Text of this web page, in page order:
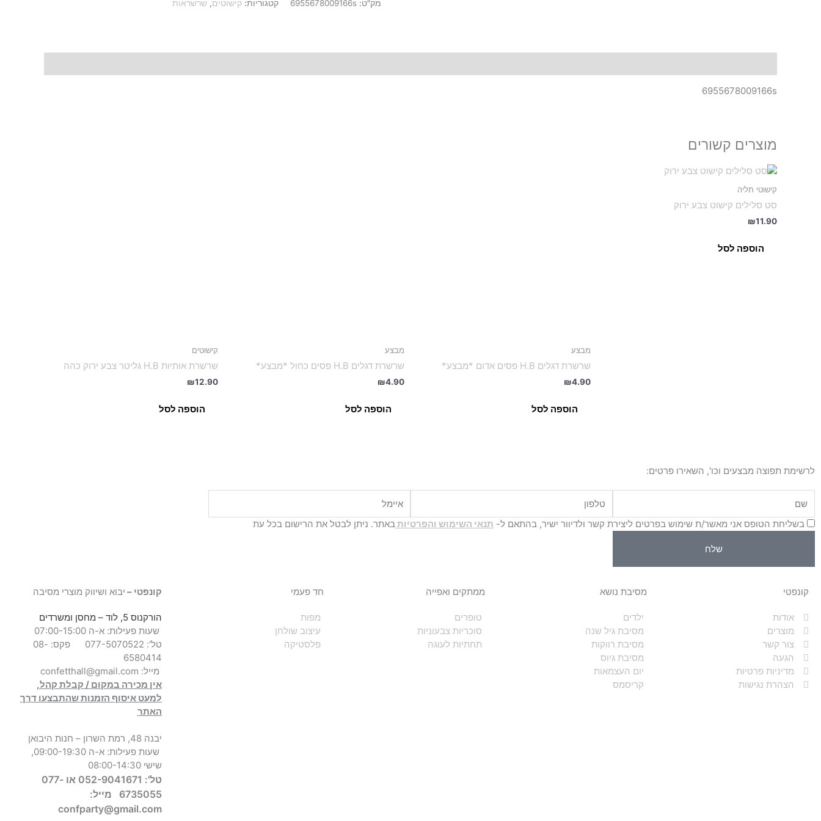
מק"ט: 6955678009166s קטגוריות: קישוטים, שרשראות
6955678009166s
מוצרים קשורים
קישוטי תליה
סט סלילים קישוט צבע ירוק
₪11.90
הוספה לסל
מבצע
שרשרת דגלים H.B פסים אדום *מבצע*
₪4.90
הוספה לסל
מבצע
שרשרת דגלים H.B פסים כחול *מבצע*
₪4.90
הוספה לסל
קישוטים
שרשרת אותיות H.B גליטר צבע ירוק כהה
₪12.90
הוספה לסל
לרשימת תפוצה מבצעים וכו', השאירו פרטים:
בשליחת הטופס אני מאשר/ת שימוש בפרטים ליצירת קשר ולדיוור ישיר, בהתאם ל- תנאי השימוש והפרטיותבאתר. ניתן לבטל את הרישום בכל עת
שלח
קונפטי
אודות
מוצרים
צור קשר
הגעה
מדיניות פרטיות
הצהרת נגישות
מסיבת נושא
ילדים
מסיבת גיל שנה
מסיבת רווקות
מסיבת גיוס
יום העצמאות
קריסמס
ממתקים ואפייה
טופרים
סוכריות צבעוניות
תחתיות לעוגה
חד פעמי
מפות
עיצוב שולחן
פלסטיקה
קונפטי – יבוא ושיווק מוצרי מסיבה
הורקנוס 5, לוד
– מחסן ומשרדים
שעות פעילות: א-ה 07:00-15:00
טל': 077-5070522
פקס: 08-
מייל: confetthall@gmail.com
אין מכירה במקום / קבלת קהל,
למעט איסוף הזמנות שהתבצעו דרך
האתר
יבנה 48, רמת השרון – חנות היבואן
שעות פעילות: א-ה 09:00-19:30,
שישי 08:00-14:30
טל': 052-9041671 או 077-
6735055
מייל:
confparty@gmail.com